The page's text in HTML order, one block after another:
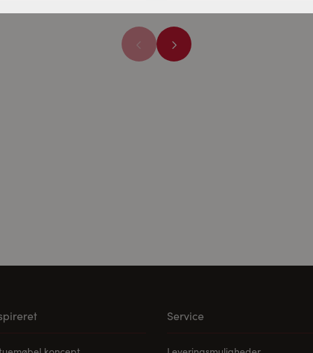
vores hjemmeside analyserer vi de besøgendes adfærd.
til Google Analytics (delvist via Google Tag Manager).
Service